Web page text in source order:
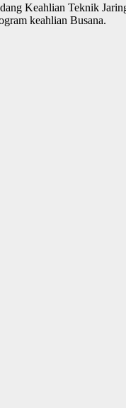
Keahlian Teknik
keahlian Busana.